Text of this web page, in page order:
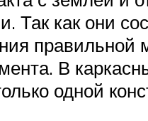
как они
правильной
В
одной